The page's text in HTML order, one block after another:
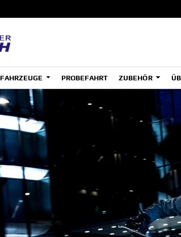
FAHRZEUGE
HYPER NAKED
SPORT HERITAGE
SPORT TOURING
SUPERSPORT
PROBEFAHRT ZUBEHÖR